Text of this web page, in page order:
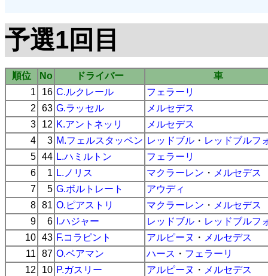
予選1回目
順位 No ドライバー
車
1
16 C.ルクレール
フェラーリ
2
63 G.ラッセル
メルセデス
3
12 K.アントネッリ
メルセデス
4
3 M.フェルスタッペン レッドブル ・ レッドブルフ
5 44 L.ハミルトン
フェラーリ
6
1 L.ノリス マクラーレン ・ メルセデス
7
5 G.ボルトレート
アウディ
8 81 O.ピアストリ マクラーレン ・ メルセデス
9
6 I.ハジャー レッドブル ・ レッドブルフ
10 43 F.コラピント アルピーヌ ・ メルセデス
11
87 O.ベアマン ハース ・ フェラーリ
12
10 P.ガスリー アルピーヌ ・ メルセデス